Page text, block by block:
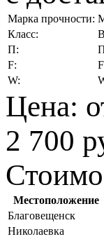
Марка прочности:
Класс:
П:
F:
W:
Цена:
2 700
Местоположение
Благовещенск
Николаевка